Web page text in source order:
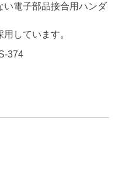
電子部品接合用ハンダ
しています。
374